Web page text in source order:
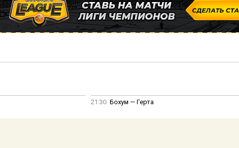
21:30 Бохум — Герта